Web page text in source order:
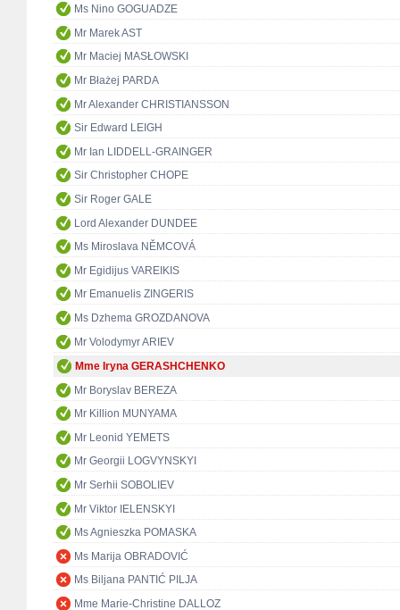
Ms Nino GOGUADZE
Mr Marek AST
Mr Maciej MASŁOWSKI
Mr Błażej PARDA
Mr Alexander CHRISTIANSSON
Sir Edward LEIGH
Mr Ian LIDDELL-GRAINGER
Sir Christopher CHOPE
Sir Roger GALE
Lord Alexander DUNDEE
Ms Miroslava NĚMCOVÁ
Mr Egidijus VAREIKIS
Mr Emanuelis ZINGERIS
Ms Dzhema GROZDANOVA
Mr Volodymyr ARIEV
Mme Iryna GERASHCHENKO
Mr Boryslav BEREZA
Mr Killion MUNYAMA
Mr Leonid YEMETS
Mr Georgii LOGVYNSKYI
Mr Serhii SOBOLIEV
Mr Viktor IELENSKYI
Ms Agnieszka POMASKA
Ms Marija OBRADOVIĆ
Ms Biljana PANTIĆ PILJA
Mme Marie-Christine DALLOZ